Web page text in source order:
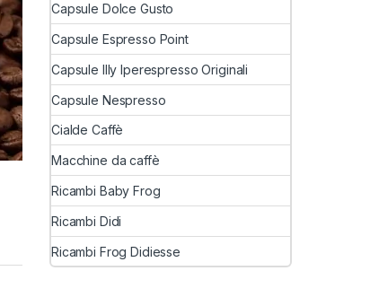
Capsule Dolce Gusto
Capsule Espresso Point
Capsule Illy Iperespresso Originali
Capsule Nespresso
Cialde Caffè
Macchine da caffè
Ricambi Baby Frog
Ricambi Didi
Ricambi Frog Didiesse